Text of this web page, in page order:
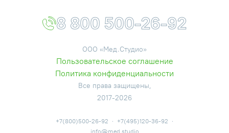
8 800 500-26-92
ООО «Мед.Студио»
Пользовательское соглашение
Политика конфиденциальности
Все права защищены,
2017-2026
+7(800)500-26-92 · +7(495)120-36-92 ·
info@med.studio